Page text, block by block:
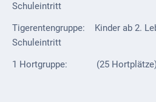
Feste
feiern
Wandern/Nord.Walking
Schuleintritt
Tigerentengruppe: Kinder ab 2.
Schuleintritt
1 Hortgruppe: (25 Hortplätze)